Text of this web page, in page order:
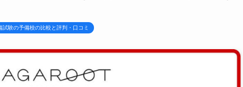
試験の予備校の比較と評判・口コミ